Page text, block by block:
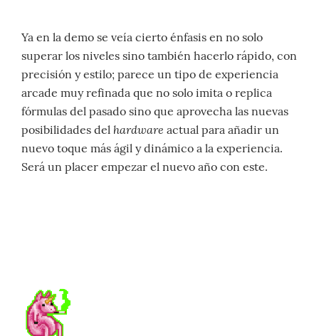
Ya en la demo se veía cierto énfasis en no solo
superar los niveles sino también hacerlo rápido, con
precisión y estilo; parece un tipo de experiencia
arcade muy refinada que no solo imita o replica
fórmulas del pasado sino que aprovecha las nuevas
posibilidades del hardware actual para añadir un
nuevo toque más ágil y dinámico a la experiencia.
Será un placer empezar el nuevo año con este.